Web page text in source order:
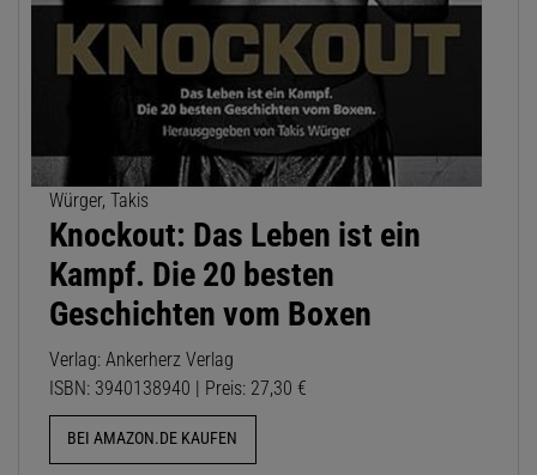
Würger, Takis
Knockout: Das Leben ist ein
Kampf. Die 20 besten
Geschichten vom Boxen
Verlag: Ankerherz Verlag
ISBN: 3940138940 | Preis: 27,30 €
BEI AMAZON.DE KAUFEN